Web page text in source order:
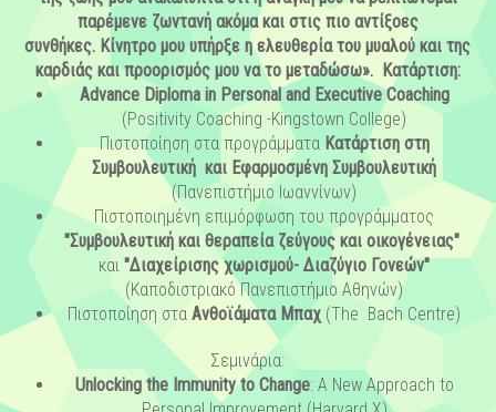
παρέμενε ζωντανή ακόμα και στις πιο αντίξοες
συνθήκες. Κίνητρο μου υπήρξε η ελευθερία του μυαλού και της
καρδιάς και προορισμός μου να το μεταδώσω». Κατάρτιση:
Advance Diploma in Personal and Executive Coaching
(Positivity Coaching -Kingstown College)
Πιστοποίηση στα προγράμματαΚατάρτιση στη
Συμβουλευτική και Εφαρμοσμένη Συμβουλευτική
(Πανεπιστήμιο Ιωαννίνων)
Πιστοποιημένη επιμόρφωση του προγράμματος
"Συμβουλευτική και θεραπεία ζεύγους και οικογένειας"
και "Διαχείρισης χωρισμού- Διαζύγιο Γονεών"
(Καποδιστριακό Πανεπιστήμιο Αθηνών)
Πιστοποίηση σταΑνθοϊάματα Μπαχ (The Bach Centre)
Σεμινάρια:
Unlocking the Immunity to Change: A New Approach to